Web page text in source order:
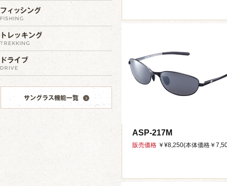
ASP-217M
販売価格 ￥¥8,250(本体価格￥